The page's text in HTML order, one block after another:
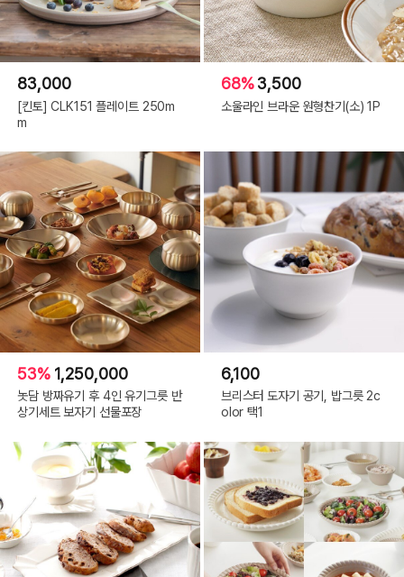
83,000
[킨토] CLK151 플레이트 250m
m
68%3,500
소울라인 브라운 원형찬기(소) 1P
53% 1,250,000
놋담 방짜유기 후 4인 유기그릇 반
상기세트 보자기 선물포장
6,100
브리스터 도자기 공기, 밥그릇 2c
olor 택1